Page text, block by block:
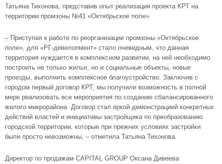
Татьяна Тихонова, представив опыт реализации проекта КРТ на
территории промзоны №41 «Октябрьское поле».
– Приступая к работе по реорганизации промзоны «Октябрьское
поле», для «РГ-девелопмент» стало очевидным, что данная
территория нуждается в комплексном развитии, на ней необходимо
построить не только жилье, но и социальные объекты, новые
проезды, выполнить комплексное благоустройство. Заключив с
городом первый договор КРТ, мы получили возможность в полной
мере реализовать все мероприятия по созданию сбалансированного
жилого микрорайона. Договор стал яркой демонстрацией конкретных
действий властей и инициативы застройщика по преобразованию
городской территории, которые при прежних условиях застройки
были просто невозможны, – отметила Татьяна Тихонова.
Директор по продажам CAPITAL GROUP Оксана Дивеева